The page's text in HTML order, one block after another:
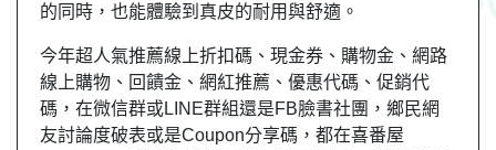
的同時，也能體驗到真皮的耐用與舒適。
今年超人氣推薦線上折扣碼、現金券、購物金、網路
線上購物、回饋金、網紅推薦、優惠代碼、促銷代
碼，在微信群或LINE群組還是FB臉書社團，鄉民網
友討論度破表或是Coupon分享碼，都在喜番屋